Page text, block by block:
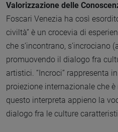
Valorizzazione delle
Foscari Venezia ha così
civiltà” è un crocevia di
che s’incontrano, s’incrociano
promuovendo il dialogo fra
artistici. “Incroci” rappresenta
proiezione internazionale che è
questo interpreta appieno la
dialogo fra le culture